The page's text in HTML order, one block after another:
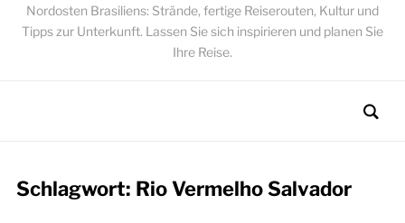
Nordosten Brasiliens: Strände, fertige Reiserouten, Kultur und
Tipps zur Unterkunft. Lassen Sie sich inspirieren und planen Sie
Ihre Reise.
Schlagwort: Rio Vermelho Salvador